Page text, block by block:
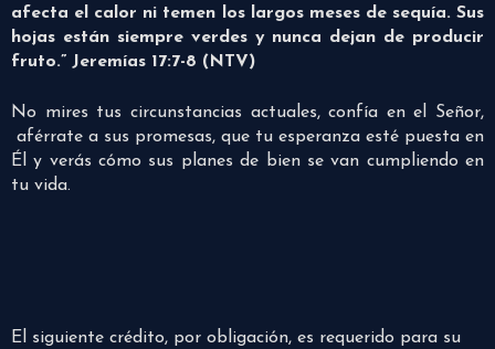
afecta el calor ni temen los largos meses de sequía. Sus
hojas están siempre verdes y nunca dejan de producir
fruto.” Jeremías 17:7-8 (NTV)
No mires tus circunstancias actuales, confía en el Señor,
aférrate a sus promesas, que tu esperanza esté puesta en
Él y verás cómo sus planes de bien se van cumpliendo en
tu vida.
El siguiente crédito, por obligación, es requerido para su